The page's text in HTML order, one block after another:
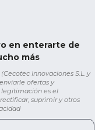
en enterarte de
más
Innovaciones S.L. y
ofertas y
legitimación es el
suprimir y otros